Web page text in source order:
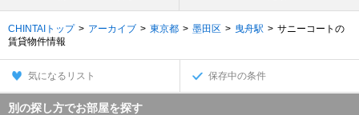
CHINTAIトップ アーカイブ 東京都 墨田区 曳舟駅
サニーコートの
賃貸物件情報
気になるリスト 保存中の条件
別の探し方でお部屋を探す